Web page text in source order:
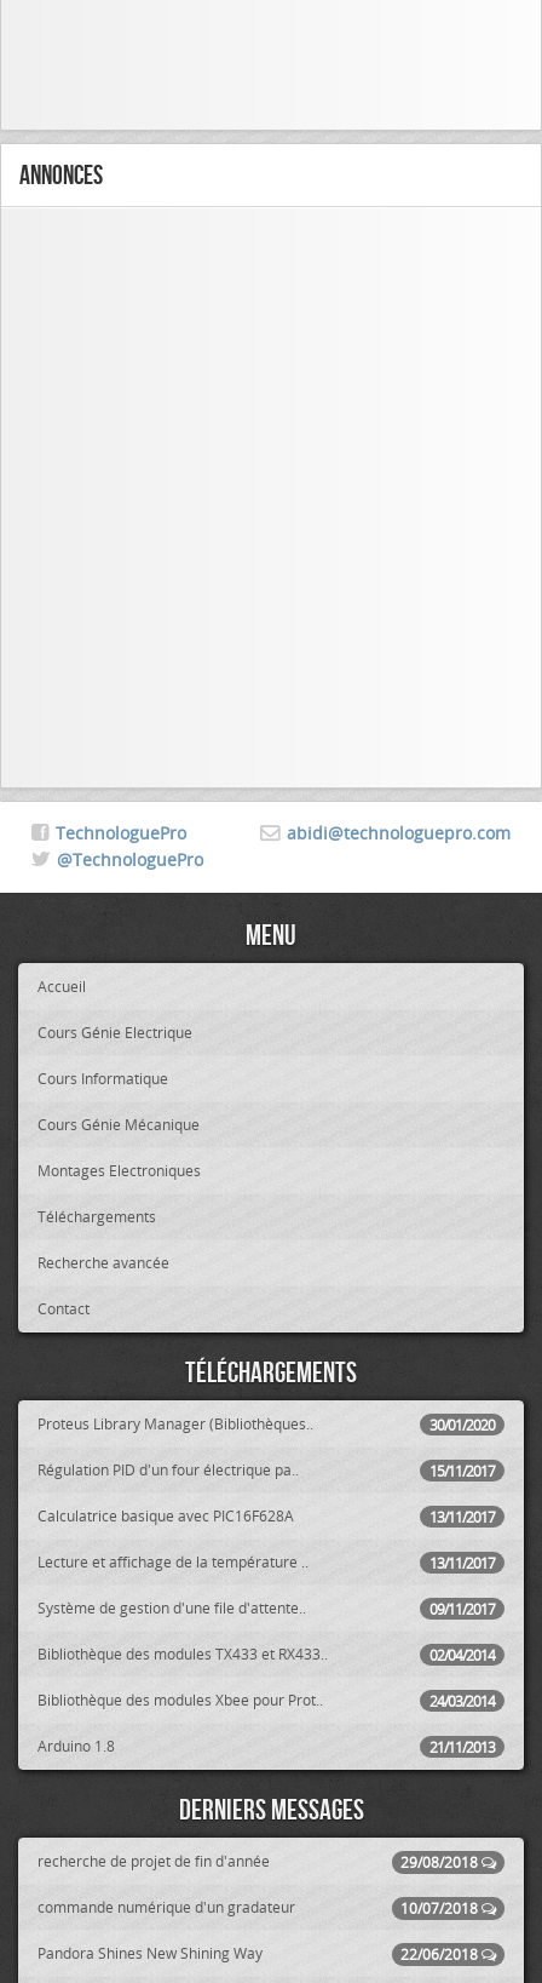
Annonces
abidi@technologuepro.com
TechnologuePro
@TechnologuePro
Menu
Accueil
Cours Génie Electrique
Cours Informatique
Cours Génie Mécanique
Montages Electroniques
Téléchargements
Recherche avancée
Contact
Téléchargements
30/01/2020
Proteus Library Manager (Bibliothèques..
15/11/2017
Régulation PID d'un four électrique pa..
13/11/2017
Calculatrice basique avec PIC16F628A
13/11/2017
Lecture et affichage de la température ..
09/11/2017
Système de gestion d'une file d'attente..
02/04/2014
Bibliothèque des modules TX433 et RX433..
24/03/2014
Bibliothèque des modules Xbee pour Prot..
21/11/2013
Arduino 1.8
Derniers messages
29/08/2018
recherche de projet de fin d'année
10/07/2018
commande numérique d'un gradateur
22/06/2018
Pandora Shines New Shining Way